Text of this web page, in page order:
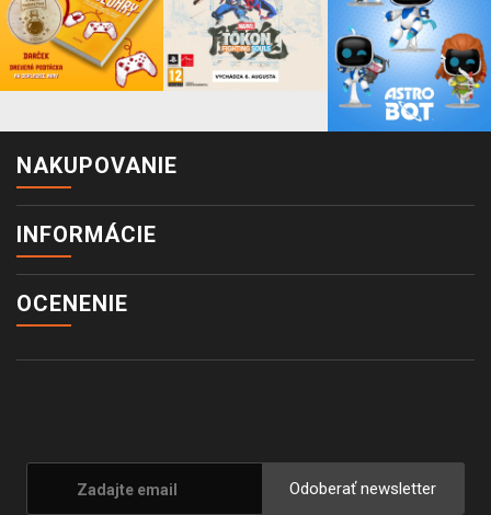
NAKUPOVANIE
INFORMÁCIE
OCENENIE
Odoberať newsletter